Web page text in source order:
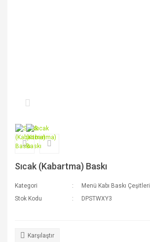
Sıcak (Kabartma) Baskı
Kategori
Menü Kabı Baskı Çeşitleri
Stok Kodu
DPSTWXY3
Karşılaştır